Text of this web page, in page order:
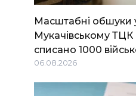
Масштабні обшуки
Мукачівському
списано 1000
06.08.2026